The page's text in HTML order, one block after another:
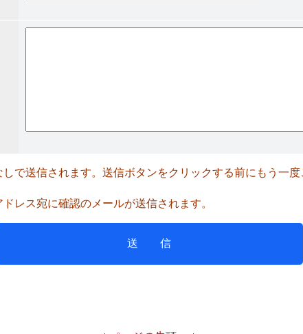
で送信されます。送信ボタンをクリックする前にもう一度
レス宛に確認のメールが送信されます。